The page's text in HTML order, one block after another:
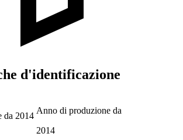
d'identificazione
da 2014
Anno di produzione da
2014